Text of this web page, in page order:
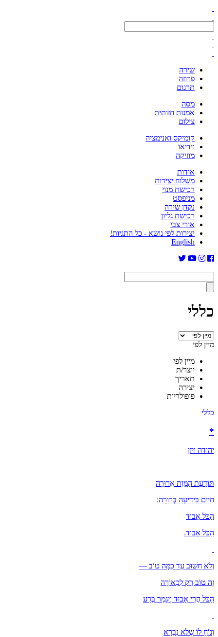
שירה
פרוזה
תרגום
מסה
אמנות חזותית
צילום
קומיקס ואנימציה
וידיאו
מוזיקה
אודות
משלוח יצירות
רכישת מנוי
מניפסט
נקדן שירה
רכישת גליון
אורי צבי
יצירות לפי נושא - כל התגיות!
English
כללי
מיין לפי
מיין לפי
יוצר/ת
תאריך
יצירה
פופולריות
כללי
*
יהודה ויזן
תּוֹדַעַת הַמָּוֶת אֲרוּרָה
חַיִּים בִּידִיעָה בְּרוּרָה:
הַכֹּל אָבוּד
הַכֹּל אָבוּד.
וְלֹא חָשׁוּב עַד כַּמָּה טוֹב —
זֶה טוֹב רַק לִכְאוֹרָה
הַכֹּל הֲרֵי אָבוּד וְיִגָּמֵר בְּרַע
וְנוֹחַ לוֹ שֶׁלֹּא נִבְרָא